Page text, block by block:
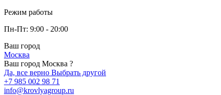
Режим работы
Пн-Пт: 9:00 - 20:00
Ваш город
Москва
Ваш город Москва ?
Да, все верно Выбрать другой
+7 985 002 98 71
info@krovlyagroup.ru